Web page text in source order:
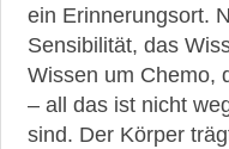
ein Erinnerungsort.
Sensibilität, das
Wissen um Chemo,
– all das ist nicht
sind. Der Körper